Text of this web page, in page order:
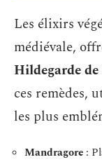
Les élixirs
médiévale,
Hildegarde
ces remèdes,
les plus
Mandragore :